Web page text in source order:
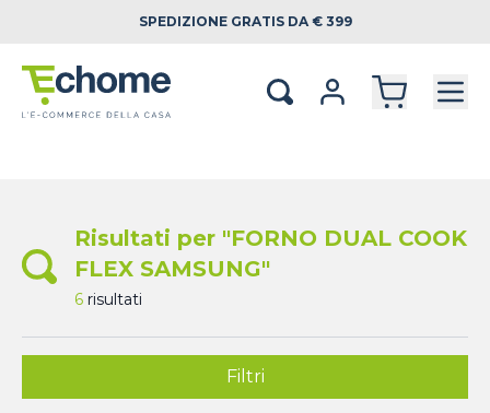
SPEDIZIONE GRATIS DA € 399
Risultati per "FORNO DUAL COOK
FLEX SAMSUNG"
6 risultati
Filtri